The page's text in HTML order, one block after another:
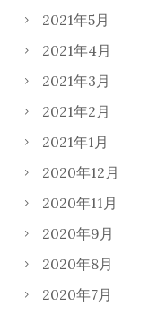
2021年5月
2021年4月
2021年3月
2021年2月
2021年1月
2020年12月
2020年11月
2020年9月
2020年8月
2020年7月